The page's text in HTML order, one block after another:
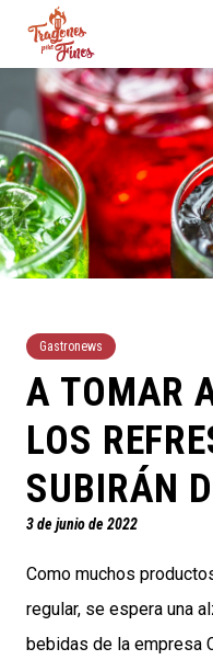
Gastronews
A TOMAR
LOS
SUBIRÁN
3 de junio de 2022
Como muchos
regular, se espera una
bebidas de la empresa